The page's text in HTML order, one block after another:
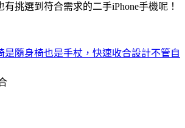
挑選到符合需求的二手iPhone手機呢！
是隨身椅也是手杖，快速收合設計不管自